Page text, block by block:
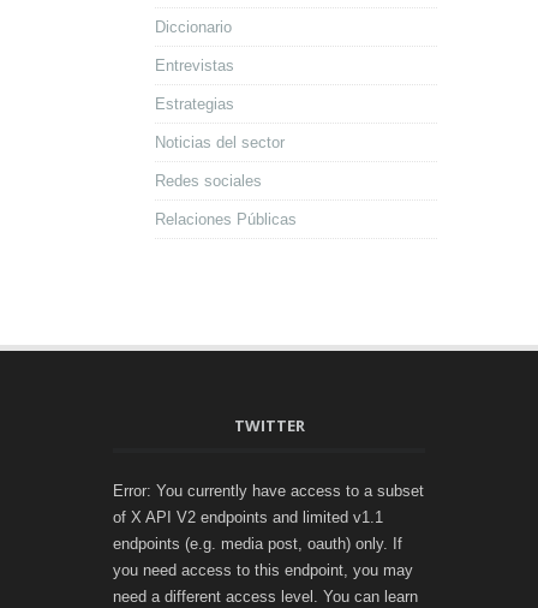
Diccionario
Entrevistas
Estrategias
Noticias del sector
Redes sociales
Relaciones Públicas
TWITTER
Error: You currently have access to a subset
of X API V2 endpoints and limited v1.1
endpoints (e.g. media post, oauth) only. If
you need access to this endpoint, you may
need a different access level. You can learn